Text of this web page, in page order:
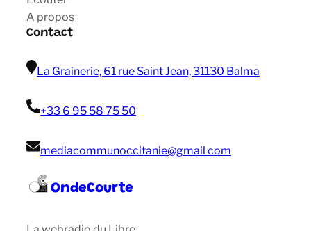
A propos
Contact
La Grainerie, 61 rue Saint Jean, 31130 Balma
+33 6 95 58 75 50
mediacommunoccitanie@gmail com
OndeCourte